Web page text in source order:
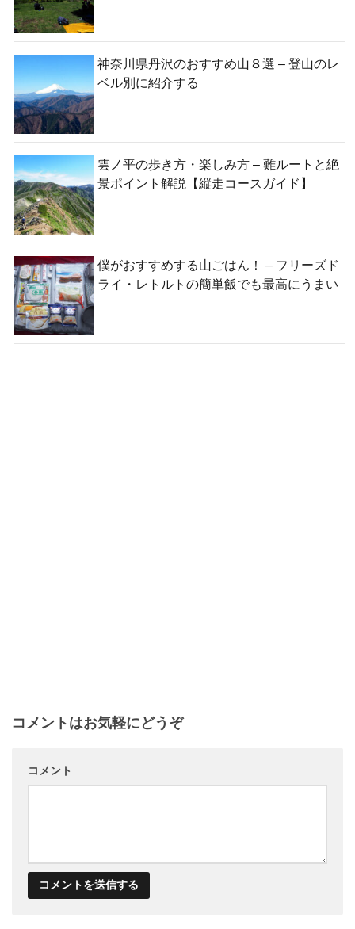
神奈川県丹沢のおすすめ山８選 – 登山のレ
ベル別に紹介する
雲ノ平の歩き方・楽しみ方 – 難ルートと絶
景ポイント解説【縦走コースガイド】
僕がおすすめする山ごはん！ – フリーズド
ライ・レトルトの簡単飯でも最高にうまい
コメントはお気軽にどうぞ
コメント